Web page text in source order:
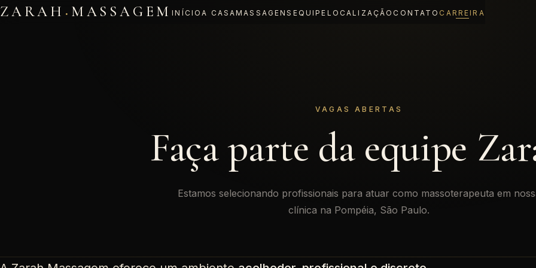
ZARAH · MASSAGEMINÍCIO A CASAMASSAGENS EQUIPE LOCALIZAÇÃO CONTATO CARREIRA
VAGAS ABERTAS
Faça parte da equipe
Estamos selecionando profissionais para atuar como massoterapeuta em
clínica na Pompéia, São Paulo.